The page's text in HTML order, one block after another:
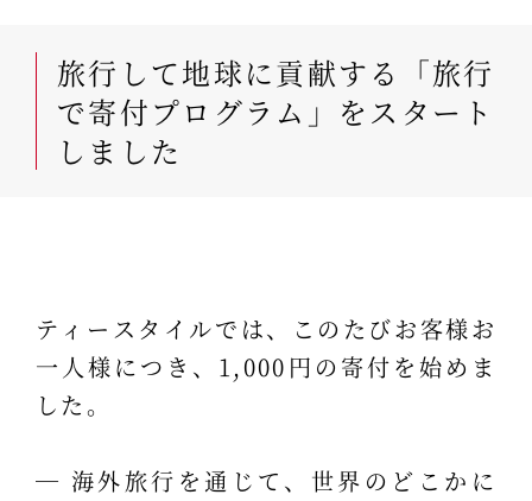
旅行して地球に貢献する「旅行
で寄付プログラム」をスタート
しました
ティースタイルでは、このたびお客様お
一人様につき、1,000円の寄付を始めま
した。
― 海外旅行を通じて、世界のどこかに